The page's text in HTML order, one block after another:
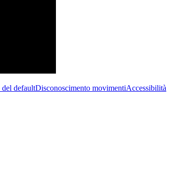
defaultDisconoscimento movimentiAccessibilità